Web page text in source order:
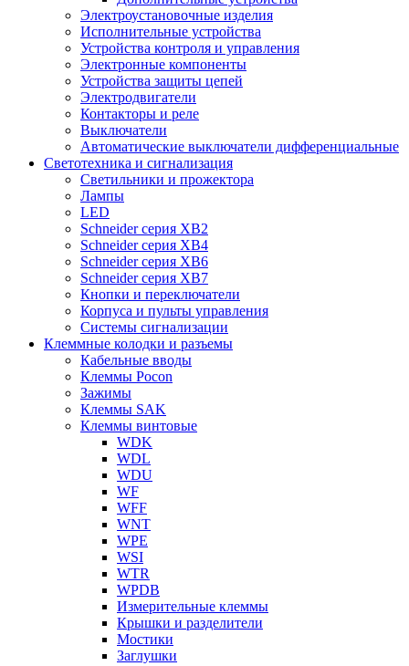
Электроустановочные изделия
Исполнительные устройства
Устройства контроля и управления
Электронные компоненты
Устройства защиты цепей
Электродвигатели
Контакторы и реле
Выключатели
Автоматические выключатели дифференциальные
Светотехника и сигнализация
Светильники и прожектора
Лампы
LED
Schneider серия XB2
Schneider серия XB4
Schneider серия XB6
Schneider серия XB7
Кнопки и переключатели
Корпуса и пульты управления
Системы сигнализации
Клеммные колодки и разъемы
Кабельные вводы
Клеммы Pocon
Зажимы
Клеммы SAK
Клеммы винтовые
WDK
WDL
WDU
WF
WFF
WNT
WPE
WSI
WTR
WPDB
Измерительные клеммы
Крышки и разделители
Мостики
Заглушки